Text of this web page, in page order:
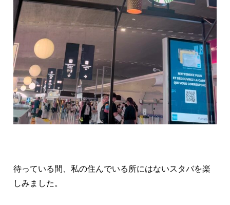
待っている間、私の住んでいる所にはないスタバを楽
しみました。